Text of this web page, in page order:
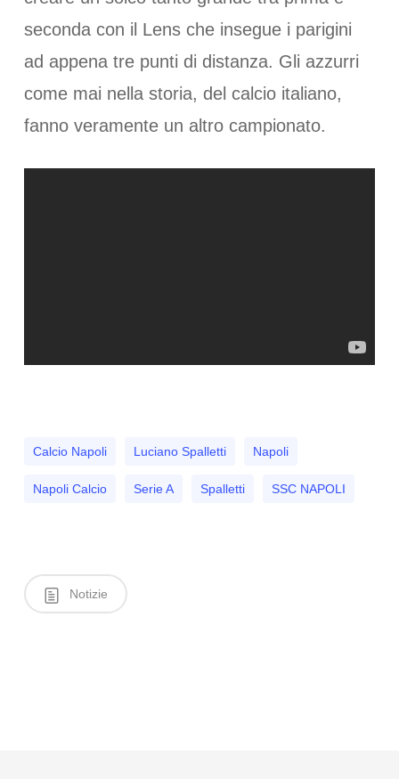
seconda con il Lens che insegue i parigini
ad appena tre punti di distanza. Gli azzurri
come mai nella storia, del calcio italiano,
fanno veramente un altro campionato.
Calcio Napoli Luciano Spalletti Napoli
Napoli Calcio Serie A Spalletti SSC NAPOLI
Notizie